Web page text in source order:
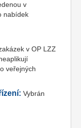
v
nabídek
v OP LZZ
veřejných
Vybrán